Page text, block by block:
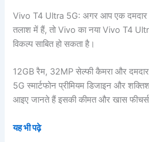
Vivo T4 Ultra 5G: अगर आप एक दमदार
तलाश में हैं, तो Vivo का नया Vivo T4
विकल्प साबित हो सकता है।
12GB रैम, 32MP सेल्फी कैमरा और
5G स्मार्टफोन प्रीमियम डिजाइन और
आइए जानते हैं इसकी कीमत और खास
यह भी पढ़े